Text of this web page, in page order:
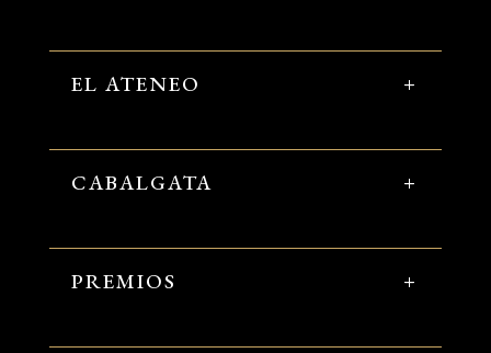
EL ATENEO
CABALGATA
PREMIOS